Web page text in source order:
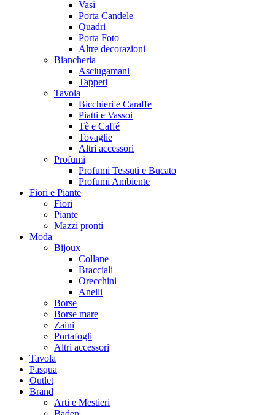
Vasi
Porta Candele
Quadri
Porta Foto
Altre decorazioni
Biancheria
Asciugamani
Tappeti
Tavola
Bicchieri e Caraffe
Piatti e Vassoi
Tè e Caffé
Tovaglie
Altri accessori
Profumi
Profumi Tessuti e Bucato
Profumi Ambiente
Fiori e Piante
Fiori
Piante
Mazzi pronti
Moda
Bijoux
Collane
Bracciali
Orecchini
Anelli
Borse
Borse mare
Zaini
Portafogli
Altri accessori
Tavola
Pasqua
Outlet
Brand
Arti e Mestieri